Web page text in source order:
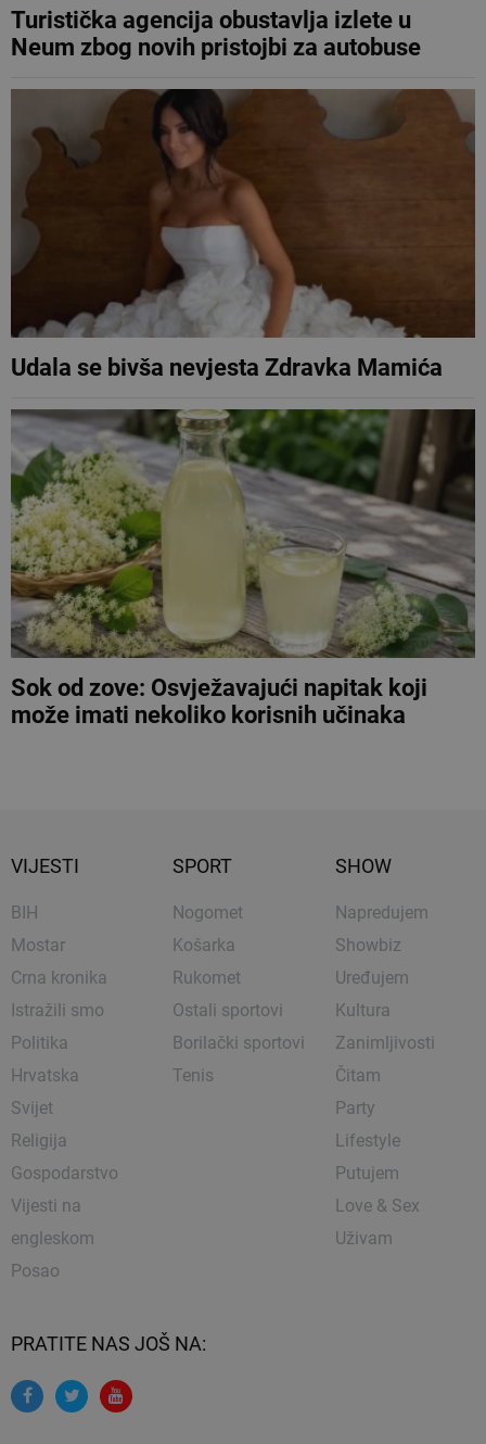
Turistička agencija obustavlja izlete u
Neum zbog novih pristojbi za autobuse
Udala se bivša nevjesta Zdravka Mamića
Sok od zove: Osvježavajući napitak koji
može imati nekoliko korisnih učinaka
VIJESTI
BIH
Mostar
Crna kronika
Istražili smo
Politika
Hrvatska
Svijet
Religija
Gospodarstvo
Vijesti na
engleskom
Posao
SPORT
Nogomet
Košarka
Rukomet
Ostali sportovi
Borilački sportovi
Tenis
SHOW
Napredujem
Showbiz
Uređujem
Kultura
Zanimljivosti
Čitam
Party
Lifestyle
Putujem
Love & Sex
Uživam
PRATITE NAS JOŠ NA: